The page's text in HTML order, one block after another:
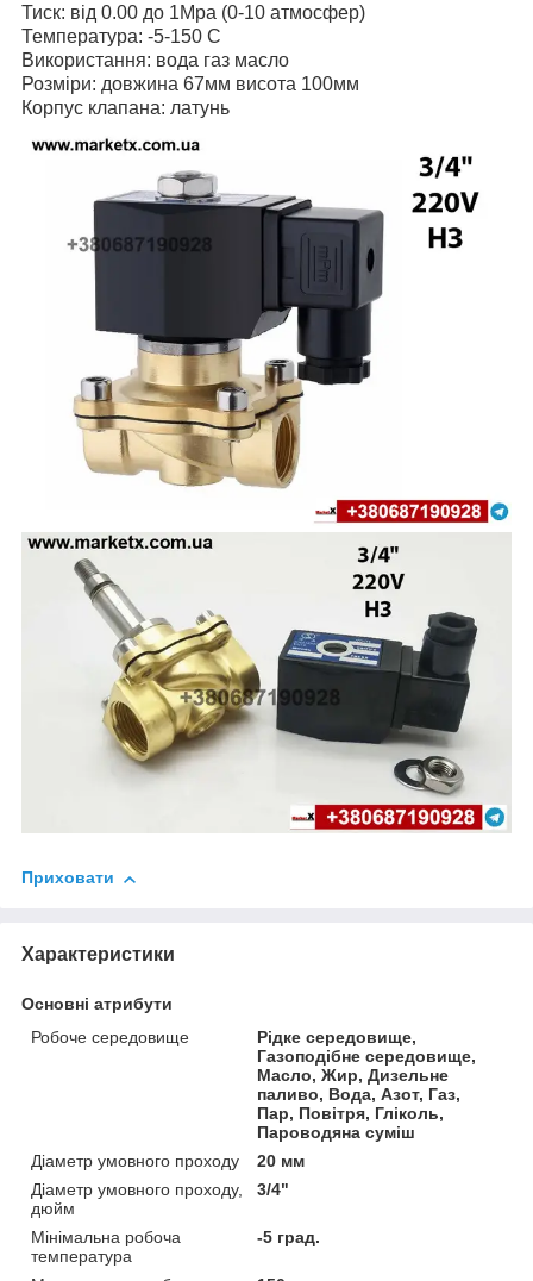
Тиск: від 0.00 до 1Mpa (0-10 атмосфер)
Температура: -5-150 C
Використання: вода газ масло
Розміри: довжина 67мм висота 100мм
Корпус клапана: латунь
Приховати
Характеристики
Основні атрибути
Робоче середовище
Рідке середовище,
Газоподібне середовище,
Масло, Жир, Дизельне
паливо, Вода, Азот, Газ,
Пар, Повітря, Гліколь,
Пароводяна суміш
Діаметр умовного проходу
20 мм
Діаметр умовного проходу,
дюйм
3/4"
Мінімальна робоча
температура
-5 град.